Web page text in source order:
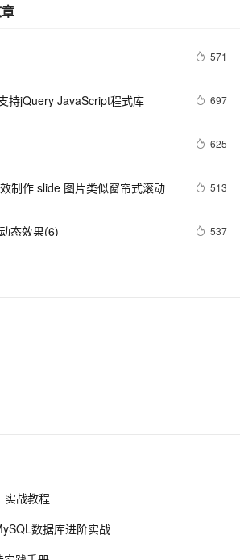
571
持jQuery JavaScript程式库 697
625
制作 slide 图片类似窗帘式滚动 513
态效果(6) 537
入解析jQuery架构设计与实现原
，反选，全不选实例
实战教程
数据库进阶实战